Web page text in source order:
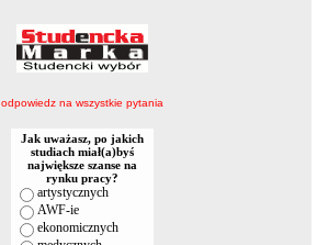
odpowiedz na wszystkie pytania